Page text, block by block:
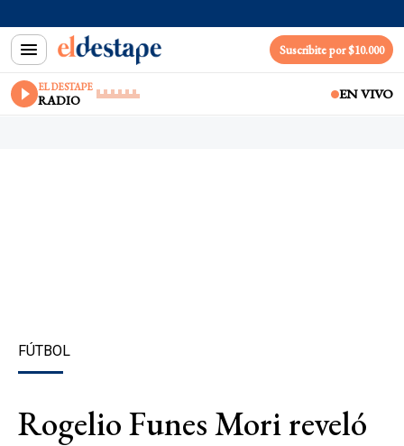
Suscribite por $10.000
EL DESTAPE
RADIO EN VIVO
FÚTBOL
Rogelio Funes Mori reveló